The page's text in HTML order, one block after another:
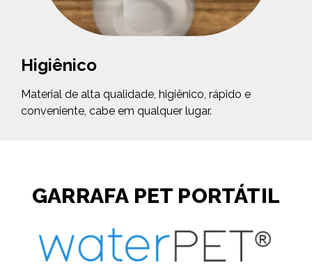
Higiênico
Material de alta qualidade, higiênico, rápido e
conveniente, cabe em qualquer lugar.
GARRAFA PET PORTÁTIL